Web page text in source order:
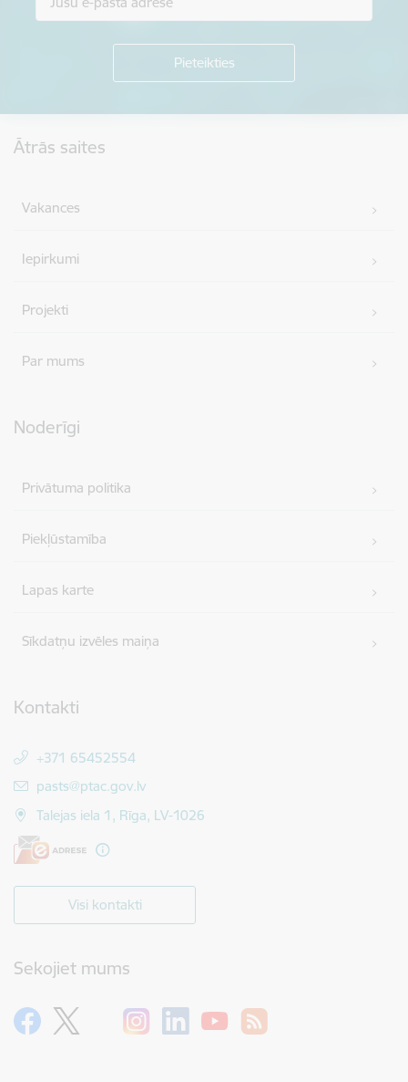
Ātrās saites
Vakances
Iepirkumi
Projekti
Par mums
Noderīgi
Privātuma politika
Piekļūstamība
Lapas karte
Sīkdatņu izvēles maiņa
Kontakti
+371 65452554
E-pasts:
pasts@ptac.gov.lv
Talejas iela 1, Rīga, LV-1026
Visi kontakti
Sekojiet mums